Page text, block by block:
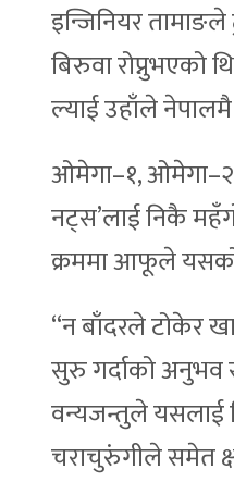
इन्जिनियर तामाङले
बिरुवा रोप्नुभएको
ल्याई उहाँले
ओमेगा–१, ओमेगा–२
नट्स’लाई निकै
क्रममा आफूले यसको
“न बाँदरले टोकेर
सुरु गर्दाको अनुभव
वन्यजन्तुले यसलाई
चराचुरुंगीले समेत